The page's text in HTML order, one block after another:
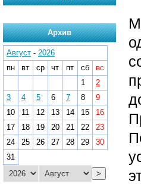
Архив
Август - 2026
пн
вт ср чт пт сб
вс
1
2
3
4 5 6 7 8
9
10
11 12 13 14 15
16
17
18 19 20 21 22
23
24
25 26 27 28 29
30
31
>